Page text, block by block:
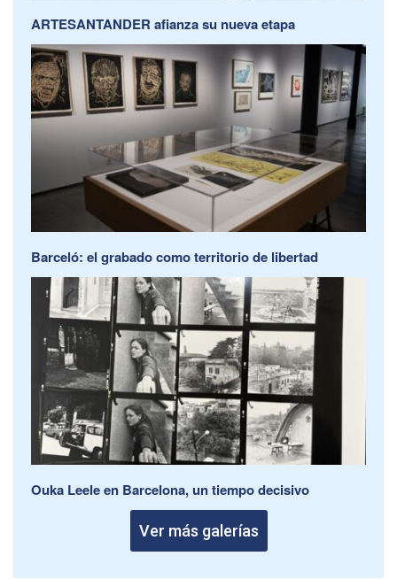
ARTESANTANDER afianza su nueva etapa
Barceló: el grabado como territorio de libertad
Ouka Leele en Barcelona, un tiempo decisivo
Ver más galerías